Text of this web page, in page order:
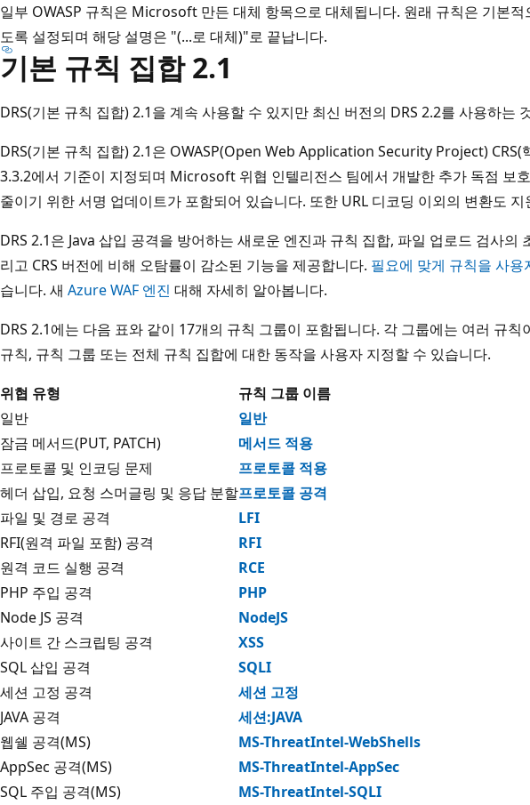
일부 OWASP 규칙은 Microsoft 만든 대체 항목으로 대체됩니다. 원래 규칙은 기본적
도록 설정되며 해당 설명은 "(...로 대체)"로 끝납니다.
기본 규칙 집합 2.1
DRS(기본 규칙 집합) 2.1을 계속 사용할 수 있지만 최신 버전의 DRS 2.2를 사용하는
DRS(기본 규칙 집합) 2.1은 OWASP(Open Web Application Security Project) CRS(
3.3.2에서 기준이 지정되며 Microsoft 위협 인텔리전스 팀에서 개발한 추가 독점 보
줄이기 위한 서명 업데이트가 포함되어 있습니다. 또한 URL 디코딩 이외의 변환도 지
DRS 2.1은 Java 삽입 공격을 방어하는 새로운 엔진과 규칙 집합, 파일 업로드 검사의
리고 CRS 버전에 비해 오탐률이 감소된 기능을 제공합니다. 필요에 맞게 규칙을 사용
습니다. 새 Azure WAF 엔진 대해 자세히 알아봅니다.
DRS 2.1에는 다음 표와 같이 17개의 규칙 그룹이 포함됩니다. 각 그룹에는 여러 규칙
규칙, 규칙 그룹 또는 전체 규칙 집합에 대한 동작을 사용자 지정할 수 있습니다.
위협 유형
규칙 그룹 이름
일반
일반
잠금 메서드(PUT, PATCH)
메서드 적용
프로토콜 및 인코딩 문제
프로토콜 적용
헤더 삽입, 요청 스머글링 및 응답 분할프로토콜 공격
파일 및 경로 공격
LFI
RFI(원격 파일 포함) 공격
RFI
원격 코드 실행 공격
RCE
PHP 주입 공격
PHP
Node JS 공격
NodeJS
사이트 간 스크립팅 공격
XSS
SQL 삽입 공격
SQLI
세션 고정 공격
세션 고정
JAVA 공격
세션:JAVA
웹쉘 공격(MS)
MS-ThreatIntel-WebShells
AppSec 공격(MS)
MS-ThreatIntel-AppSec
SQL 주입 공격(MS)
MS-ThreatIntel-SQLI